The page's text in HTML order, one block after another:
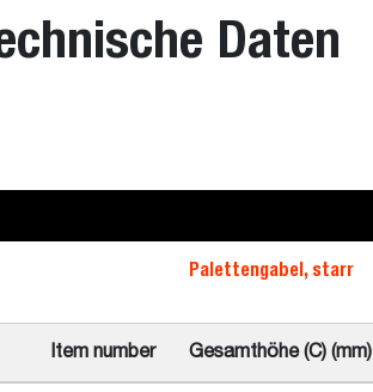
Daten
Palettengabel, starr
Item number Gesamthöhe (C) (mm)